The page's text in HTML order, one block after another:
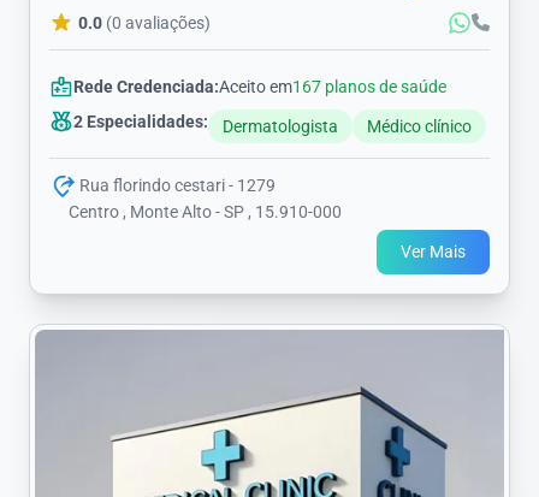
0.0 (0 avaliações)
Rede Credenciada:Aceito em167 planos de saúde
2 Especialidades:
Dermatologista Médico clínico
Rua florindo cestari - 1279
Centro , Monte Alto - SP , 15.910-000
Ver Mais